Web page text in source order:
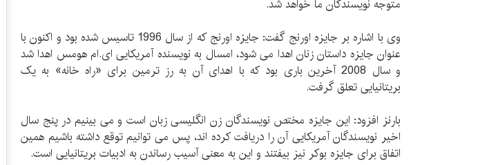
متوجه نویسندگان ما خواهد شد.
وی با اشاره بر جایزه اورنج گفت: جایزه اورنج که از سال 1996 تاسیس شده بود و اکنون با
عنوان جایزه داستان زنان اهدا می شود، امسال به نویسنده آمریکایی ای.ام هومس اهدا شد
و سال 2008 آخرین باری بود که با اهدای آن به رز ترمین برای «راه خانه» به یک
بریتانیایی تعلق گرفت.
بارنز افزود: این جایزه مختص نویسندگان زن انگلیسی زبان است و می بینیم در پنج سال
اخیر نویسندگان آمریکایی آن را دریافت کرده اند، پس می توانیم توقع داشته باشیم همین
اتفاق برای جایزه بوکر نیز بیفتند و این به معنی آسیب رساندن به ادبیات بریتانیایی است.